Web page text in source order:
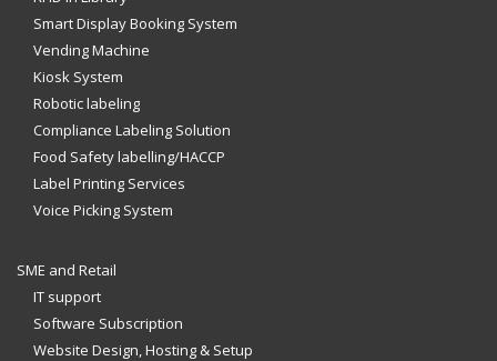
Smart Display Booking System
Vending Machine
Kiosk System
Robotic labeling
Compliance Labeling Solution
Food Safety labelling/HACCP
Label Printing Services
Voice Picking System
SME and Retail
IT support
Software Subscription
Website Design, Hosting & Setup